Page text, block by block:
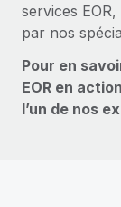
services
par nos
Pour en
EOR en
l’un de nos